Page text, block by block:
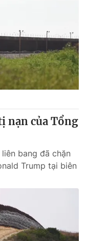
thao
nạn của Tổng
bang đã chặn
Trump tại biên